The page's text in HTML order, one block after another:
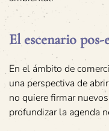
El escenario pos-
En el ámbito de
una perspectiva de
no quiere firmar
profundizar la agenda